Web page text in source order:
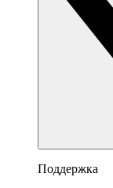
Поддержка